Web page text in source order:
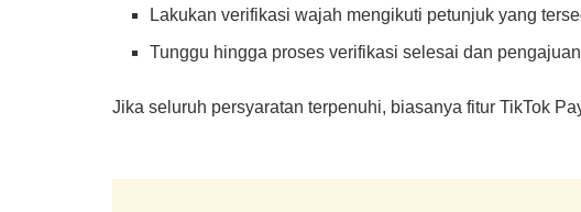
Lakukan verifikasi wajah mengikuti petunjuk yang
Tunggu hingga proses verifikasi selesai dan
Jika seluruh persyaratan terpenuhi, biasanya fitur TikTok